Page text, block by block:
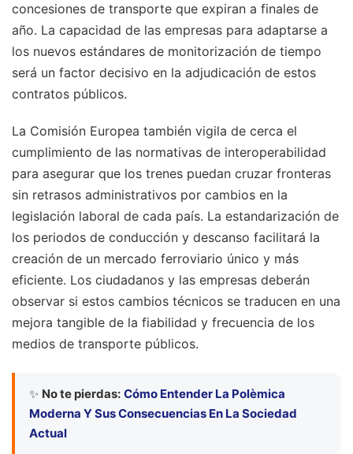
concesiones de transporte que expiran a finales de
año. La capacidad de las empresas para adaptarse a
los nuevos estándares de monitorización de tiempo
será un factor decisivo en la adjudicación de estos
contratos públicos.
La Comisión Europea también vigila de cerca el
cumplimiento de las normativas de interoperabilidad
para asegurar que los trenes puedan cruzar fronteras
sin retrasos administrativos por cambios en la
legislación laboral de cada país. La estandarización de
los periodos de conducción y descanso facilitará la
creación de un mercado ferroviario único y más
eficiente. Los ciudadanos y las empresas deberán
observar si estos cambios técnicos se traducen en una
mejora tangible de la fiabilidad y frecuencia de los
medios de transporte públicos.
✨ No te pierdas: Cómo Entender La Polèmica
Moderna Y Sus Consecuencias En La Sociedad
Actual